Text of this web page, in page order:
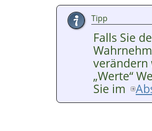
Tipp
Falls Sie
verändern
„Werte“
Sie im